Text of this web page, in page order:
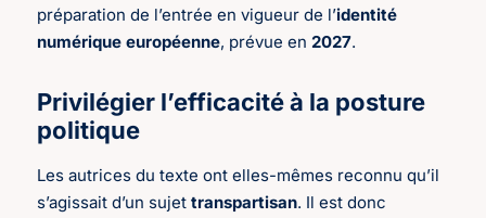
préparation de l’entrée en vigueur de l’identité
numérique européenne, prévue en2027.
Privilégier l’efficacité à la posture
politique
Les autrices du texte ont elles-mêmes reconnu qu’il
s’agissait d’un sujettranspartisan. Il est donc